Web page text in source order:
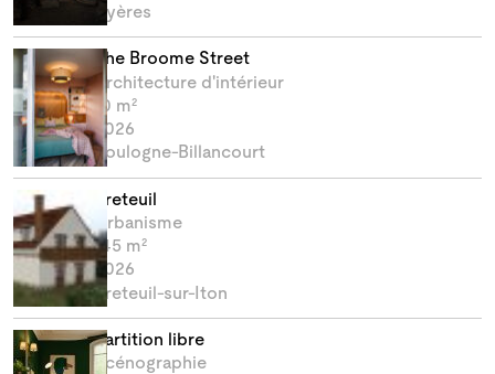
Hyères
The Broome Street
Architecture d'intérieur
10 m²
2026
Boulogne-Billancourt
Breteuil
Urbanisme
145 m²
2026
Breteuil-sur-Iton
Partition libre
Scénographie